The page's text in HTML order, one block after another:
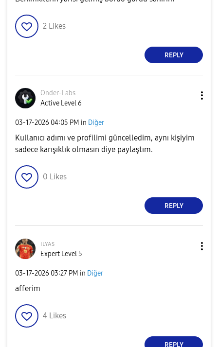
2 Likes
REPLY
Onder-Labs
Active Level 6
‎03-17-2026 04:05 PM in Diğer
Kullanıcı adımı ve profilimi güncelledim, aynı kişiyim
sadece karışıklık olmasın diye paylaştım.
0 Likes
REPLY
ɪʟʏᴀs
Expert Level 5
‎03-17-2026 03:27 PM in Diğer
afferim
4 Likes
REPLY